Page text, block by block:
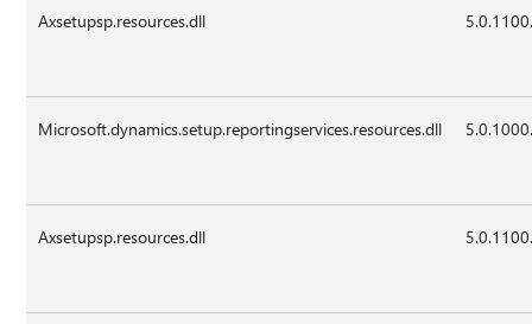
Axsetupsp.resources.dll
Microsoft.dynamics.setup.reportingservices.resources.dll
Axsetupsp.resources.dll